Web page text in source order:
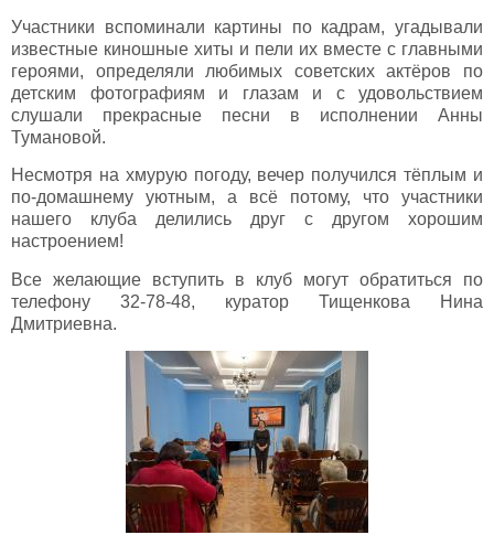
Участники вспоминали картины по кадрам, угадывали
известные киношные хиты и пели их вместе с главными
героями, определяли любимых советских актёров по
детским фотографиям и глазам и с удовольствием
слушали прекрасные песни в исполнении Анны
Тумановой.
Несмотря на хмурую погоду, вечер получился тёплым и
по-домашнему уютным, а всё потому, что участники
нашего клуба делились друг с другом хорошим
настроением!
Все желающие вступить в клуб могут обратиться по
телефону 32-78-48, куратор Тищенкова Нина
Дмитриевна.